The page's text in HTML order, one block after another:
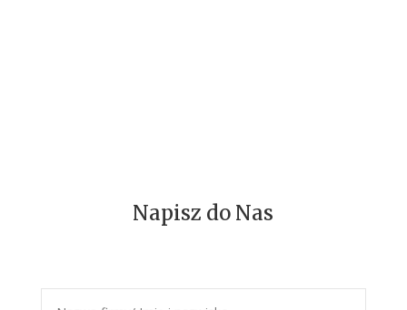
Napisz do Nas